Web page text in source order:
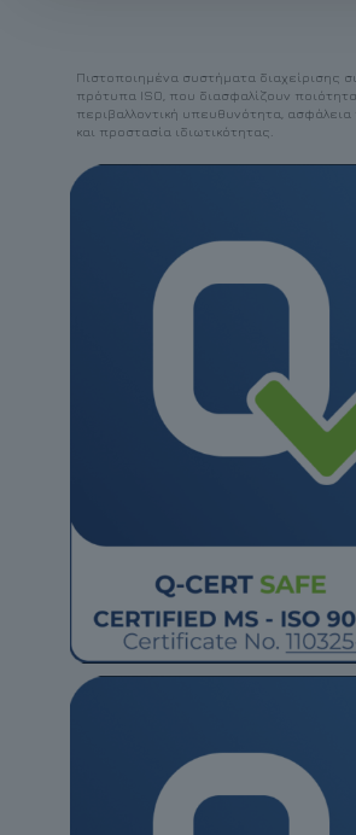
Πιστοποιημένα συστήματα διαχείρισης
πρότυπα ISO, που διασφαλίζουν ποιότητα,
περιβαλλοντική υπευθυνότητα,
και προστασία ιδιωτικότητας.